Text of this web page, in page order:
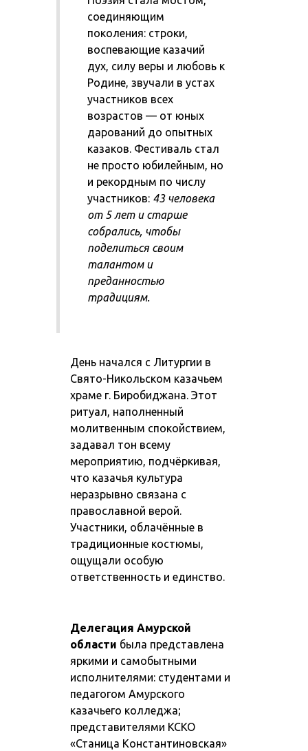
соединяющим
поколения: строки,
воспевающие казачий
дух, силу веры и любовь к
Родине, звучали в устах
участников всех
возрастов — от юных
дарований до опытных
казаков. Фестиваль стал
не просто юбилейным, но
и рекордным по числу
участников: 43 человека
от 5 лет и старше
собрались, чтобы
поделиться своим
талантом и
преданностью
традициям.
День начался с Литургии в
Свято-Никольском казачьем
храме г. Биробиджана. Этот
ритуал, наполненный
молитвенным спокойствием,
задавал тон всему
мероприятию, подчёркивая,
что казачья культура
неразрывно связана с
православной верой.
Участники, облачённые в
традиционные костюмы,
ощущали особую
ответственность и единство.
Делегация Амурской
области была представлена
яркими и самобытными
исполнителями: студентами и
педагогом Амурского
казачьего колледжа;
представителями КСКО
«Станица Константиновская»